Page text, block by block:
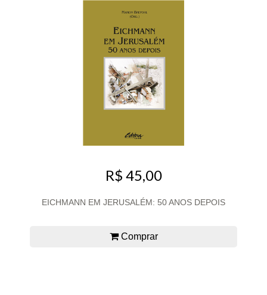
R$ 45,00
EICHMANN EM JERUSALÉM: 50 ANOS DEPOIS
Comprar